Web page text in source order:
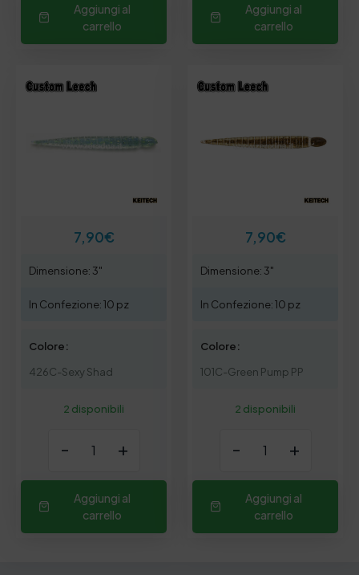
Aggiungi al
carrello
Aggiungi al
carrello
7,90€
Dimensione: 3"
In Confezione: 10 pz
Colore:
426C-Sexy Shad
2 disponibili
- +
Aggiungi al
carrello
7,90€
Dimensione: 3"
In Confezione: 10 pz
Colore:
101C-Green Pump PP
2 disponibili
- +
Aggiungi al
carrello